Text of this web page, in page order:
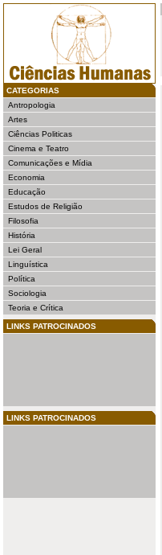
CATEGORIAS
Antropologia
Artes
Ciências Politicas
Cinema e Teatro
Comunicações e Mídia
Economia
Educação
Estudos de Religião
Filosofia
História
Lei Geral
Linguística
Política
Sociologia
Teoria e Crítica
LINKS PATROCINADOS
LINKS PATROCINADOS